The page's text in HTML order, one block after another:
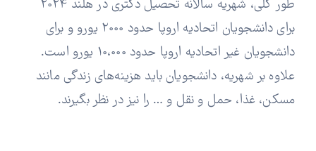
طور کلی، شهریه سالانه تحصیل دکتری در هلند 2024
برای دانشجویان اتحادیه اروپا حدود 2000 یورو و برای
دانشجویان غیر اتحادیه اروپا حدود 10،000 یورو است.
علاوه بر شهریه، دانشجویان باید هزینه‌های زندگی مانند
مسکن، غذا، حمل و نقل و … را نیز در نظر بگیرند.